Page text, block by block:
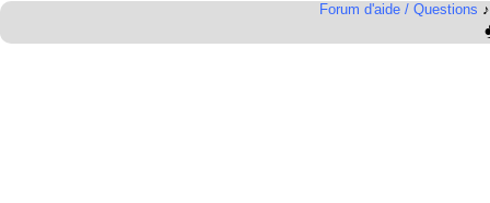
Forum d'aide / Questions